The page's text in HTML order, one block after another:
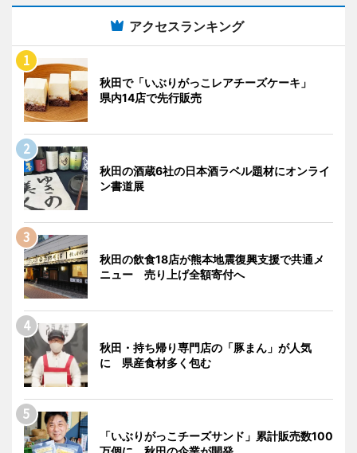
アクセスランキング
秋田で「いぶりがっこレアチーズケーキ」
県内14店で先行販売
秋田の酒蔵6社の日本酒ラベル題材にオンライ
ン書道展
秋田の飲食18店が熊本地震復興支援で共通メ
ニュー 売り上げ全額寄付へ
秋田・持ち帰り専門店の「豚まん」が人気
に 県産食材多く包む
「いぶりがっこチーズサンド」累計販売数100